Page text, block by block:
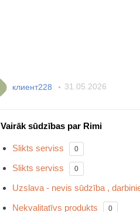
клиент228 31.05.2026
Vairāk sūdzības par Rimi
Slikts serviss 0
Slikts serviss 0
Uzslava - nevis sūdzība ,
Nekvalitatīvs produkts 0